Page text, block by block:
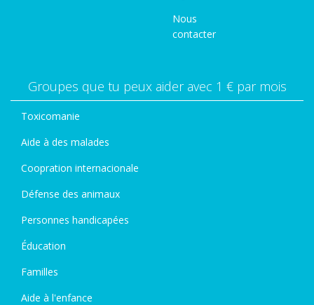
Nous
contacter
Groupes que tu peux aider avec 1 € par mois
Toxicomanie
Aide à des malades
Coopration internacionale
Défense des animaux
Personnes handicapées
Éducation
Familles
Aide à l'enfance